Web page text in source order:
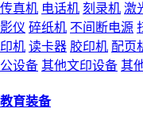
传真机 电话机 刻录机 激
影仪 碎纸机 不间断电源
印机 读卡器 胶印机 配页
公设备 其他文印设备 其
教育装备